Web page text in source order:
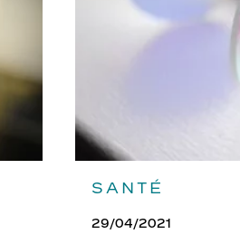
SANTÉ
29/04/2021